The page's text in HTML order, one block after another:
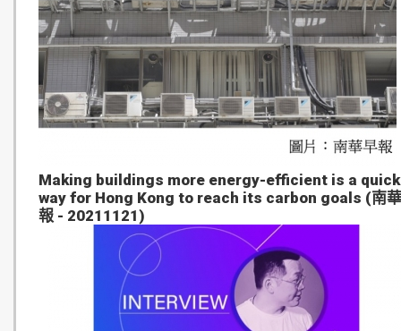
Making buildings more energy-efficient is a quick
way for Hong Kong to reach its carbon goals (南
報 - 20211121)